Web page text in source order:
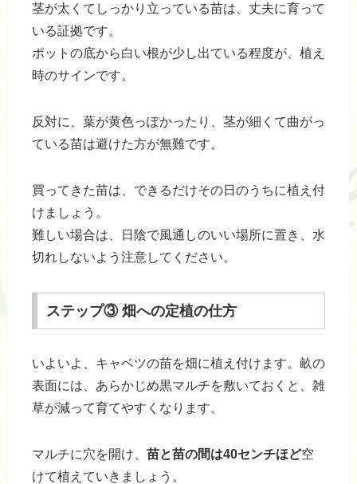
茎が太くてしっかり立っている苗は、丈夫に育って
いる証拠です。
ポットの底から白い根が少し出ている程度が、植え
時のサインです。
反対に、葉が黄色っぽかったり、茎が細くて曲がっ
ている苗は避けた方が無難です。
買ってきた苗は、できるだけその日のうちに植え付
けましょう。
難しい場合は、日陰で風通しのいい場所に置き、水
切れしないよう注意してください。
ステップ③ 畑への定植の仕方
いよいよ、キャベツの苗を畑に植え付けます。畝の
表面には、あらかじめ黒マルチを敷いておくと、雑
草が減って育てやすくなります。
マルチに穴を開け、 苗と苗の間は40センチほど空
けて植えていきましょう。